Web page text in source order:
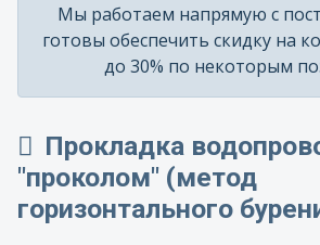
Мы работаем напрямую с
готовы обеспечить скидку на
до 30% по некоторым
Прокладка
"проколом" (метод
горизонтального